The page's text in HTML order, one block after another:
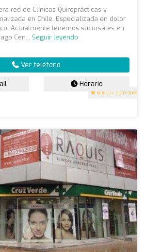
4.8 (52 opiniones)
red de Clínicas Quiroprácticas y
en Chile. Especializada en dolor
Actualmente tenemos sucursales en
Cen... Seguir leyendo
Ver teléfono
Horario